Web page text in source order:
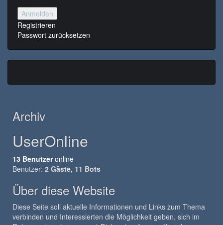
Anmelden
Registrieren
Passwort zurücksetzen
Archiv
UserOnline
13 Benutzeronline
Benutzer: 2 Gäste, 11 Bots
Über diese Website
Diese Seite soll aktuelle Informationen und Links zum Thema
verbinden und Interessierten die Möglichkeit geben, sich im